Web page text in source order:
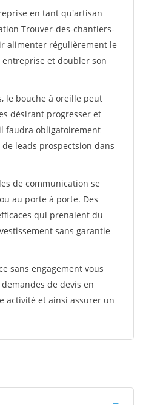
en tant qu'artisan
Trouver-des-chantiers-
alimenter régulièrement le
et doubler son
le bouche à oreille peut
désirant progresser et
faudra obligatoirement
leads prospectsion dans
de communication se
au porte à porte. Des
qui prenaient du
sans garantie
sans engagement vous
de devis en
activité et ainsi assurer un